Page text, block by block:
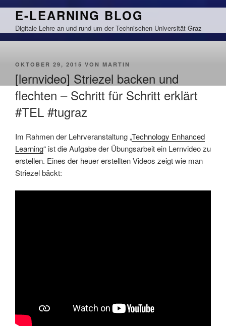
Zum
springen
E-LEARNING BLOG
Digitale Lehre an und rund um der Technischen Universität Graz
VERÖFFENTLICHT
OKTOBER 29, 2015 VON MARTIN
[lernvideo] Striezel backen und
flechten – Schritt für Schritt erklärt
#TEL #tugraz
Im Rahmen der Lehrveranstaltung „Technology Enhanced
Learning“ ist die Aufgabe der Übungsarbeit ein Lernvideo zu
erstellen. Eines der heuer erstellten Videos zeigt wie man
Striezel bäckt: